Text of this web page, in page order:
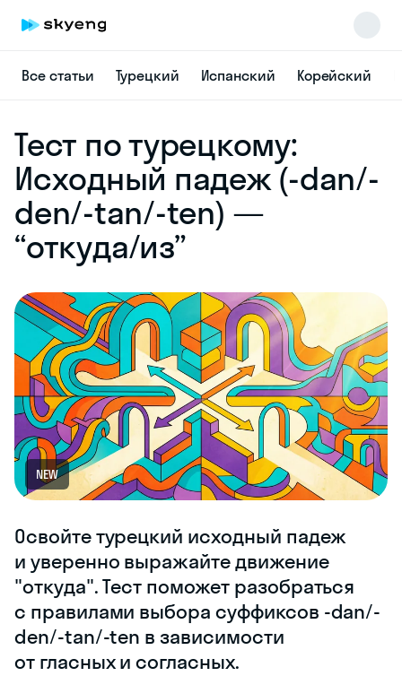
Все статьи Турецкий Испанский Корейский
Тест по турецкому:
Исходный падеж (-dan/-
den/-tan/-ten) —
“откуда/из”
NEW
Освойте турецкий исходный падеж
и уверенно выражайте движение
"откуда". Тест поможет разобраться
с правилами выбора суффиксов -dan/-
den/-tan/-ten в зависимости
от гласных и согласных.
online